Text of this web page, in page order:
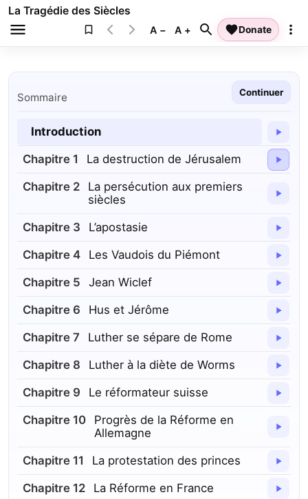
La Tragédie des Siècles
Donate
A − A +
Sommaire Continuer
Introduction
Chapitre 1
La destruction de Jérusalem
Chapitre 2
La persécution aux premiers
siècles
Chapitre 3
L’apostasie
Chapitre 4
Les Vaudois du Piémont
Chapitre 5
Jean Wiclef
Chapitre 6
Hus et Jérôme
Chapitre 7
Luther se sépare de Rome
Chapitre 8
Luther à la diète de Worms
Chapitre 9
Le réformateur suisse
Chapitre 10
Progrès de la Réforme en
Allemagne
Chapitre 11
La protestation des princes
Chapitre 12
La Réforme en France